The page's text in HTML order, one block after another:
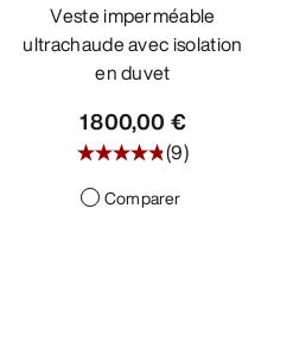
Veste imperméable
ultrachaude avec isolation
en duvet
1 800,00 €
(9)
Comparer